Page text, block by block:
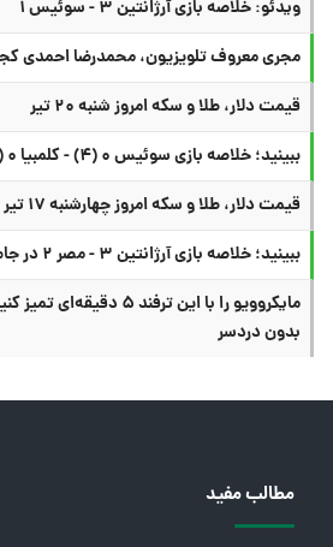
ویدئو: خلاصه بازی آرژانتین ۳ - سوئیس ۱
مجری معروف تلویزیون، محمدرضا احمدی
قیمت دلار، طلا و سکه امروز شنبه ۲۰ تیر
ببینید؛ خلاصه بازی سوئیس ۰ (۴) - کلمبیا ۰ (۳) در جام جهانی
قیمت دلار، طلا و سکه امروز چهارشنبه ۱۷ تیر ۱۴۰۵
ببینید؛ خلاصه بازی آرژانتین ۳ - مصر ۲ در جام جهانی
مایکروویو را با این ترفند
بدون دردسر
مطالب مفید